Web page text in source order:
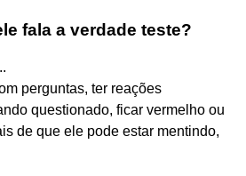
fala a verdade teste?
perguntas, ter reações
questionado, ficar vermelho ou
de que ele pode estar mentindo,